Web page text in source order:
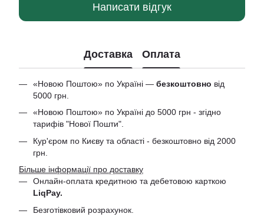
Написати відгук
Доставка Оплата
«Новою Поштою» по Україні — безкоштовно від
5000 грн.
«Новою Поштою» по Україні до 5000 грн - згідно
тарифів "Нової Пошти".
Кур'єром по Києву та області - безкоштовно від 2000
грн.
Більше інформації про доставку
Онлайн-оплата кредитною та дебетовою карткою
LiqPay.
Безготівковий розрахунок.